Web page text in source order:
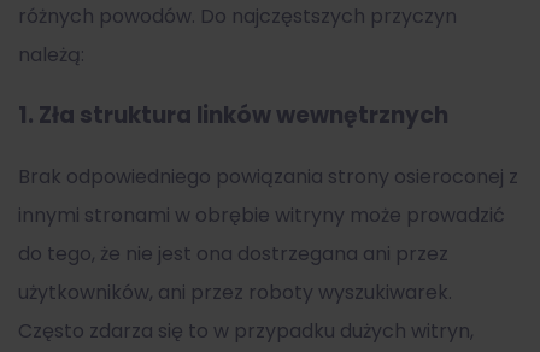
różnych powodów. Do najczęstszych przyczyn
należą:
1. Zła struktura linków wewnętrznych
Brak odpowiedniego powiązania strony osieroconej z
innymi stronami w obrębie witryny może prowadzić
do tego, że nie jest ona dostrzegana ani przez
użytkowników, ani przez roboty wyszukiwarek.
Często zdarza się to w przypadku dużych witryn,